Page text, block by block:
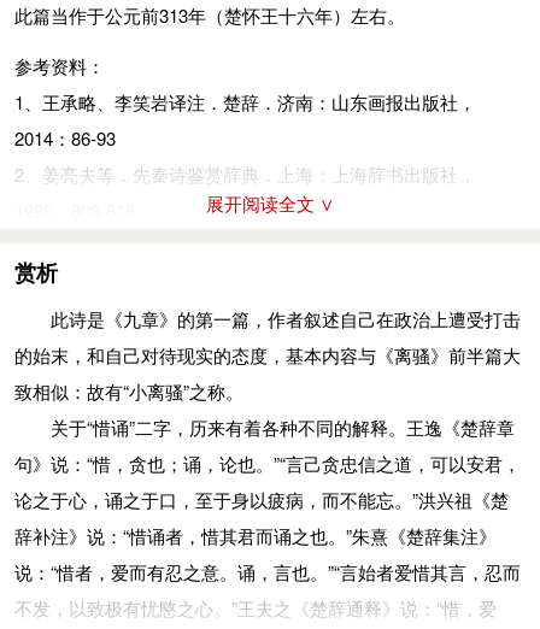
字。
专惟君而无他兮，又众兆之所雠
我心中思念的只有君王您啊，众人却把我当做仇敌。
惟：思，想。雠：同“仇”，指仇敌。一本“雠”下有“也”字。
壹心而不豫兮，羌无可保也。
我忠诚专一毫不迟疑，可结果却不能保全自己。
我极力地亲近君王别无他想，却成了招灾惹祸的根基！
思君其莫我忠兮，忽忘身之贱贫。
为君王着想没人比我更忠心啊，我竟然忘却了自己人微才疏。
事君而不贰兮，迷不知宠之门。
侍奉君王我从不三心二意啊，根本不知什么取宠邀幸的门路。
患何罪以遇罚兮，亦非余之所志也。
忠心有何罪竟遭惩罚啊，这真是我心中从未意想到。
志：意料。
行不群以巅越兮，又众兆之所咍
(hāi)也。
行为不同俗随流就要跌跤，还要受到群小的讥讽嗤笑。
一连串的责怪，不断的诽谤啊，真使我愁肠百结不平难消！
心情郁郁难以倾诉啊，君王受蒙蔽忠心难剖。
心头愁闷失意潦倒啊，又有谁理解我心头的苦恼。
本来有说不完的话却无法投寄啊，我愿陈述心志却无路使君王知
号？
一再的失意使我心烦意乱啊，满怀的愁绪呵，难写难描。
从前我曾梦中飞游苍天啊， 魂悠悠中途遇河却无渡船。
我请大神替我占卜啊， 他说：“你有大志可惜无外人助援。”
“难道我就终将孤独被君王疏远？” 他说：“可以为君王着想却不可
依仗。
因为众口一词可以把黄金熔化啊， 当初你就是这样忠诚才遭受到
危险。
被汤烫过的人见到凉菜也要吹气， 为什么你不把初衷改变改变？
想不用天梯就打算登天， 你的态度一丝没改还像从前。
此篇当作于公元前313年（楚怀王十六年）左右。
参考资料：
1、王承略、李笑岩译注．楚辞．济南：山东画报出版社，
2014：86-93
2、姜亮夫等．先秦诗鉴赏辞典．上海：上海辞书出版社，
展开阅读全文 ∨
赏析
此诗是《九章》的第一篇，作者叙述自己在政治上遭受打击
的始末，和自己对待现实的态度，基本内容与《离骚》前半篇大
致相似：故有“小离骚”之称。
关于“惜诵”二字，历来有着各种不同的解释。王逸《楚辞章
句》说：“惜，贪也；诵，论也。”“言己贪忠信之道，可以安君，
论之于心，诵之于口，至于身以疲病，而不能忘。”洪兴祖《楚
辞补注》说：“惜诵者，惜其君而诵之也。”朱熹《楚辞集注》
说：“惜者，爱而有忍之意。诵，言也。”“言始者爱惜其言，忍而
不发，以致极有忧愍之心。”王夫之《楚辞通释》说：“惜，爱